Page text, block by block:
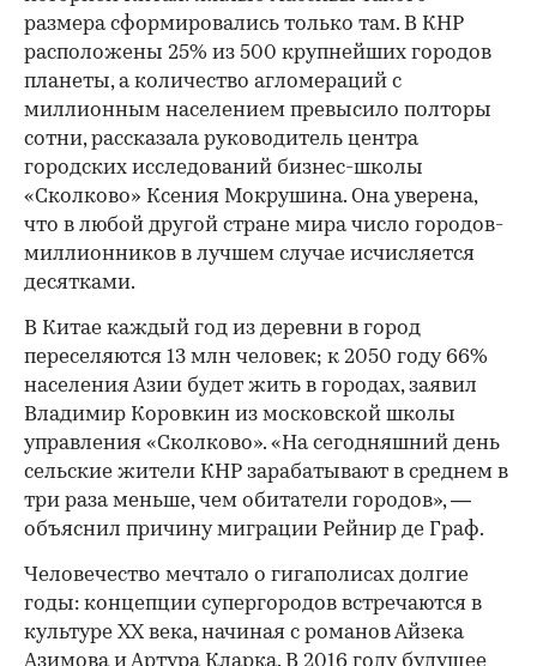
размера сформировались только там. В КНР
расположены 25% из 500 крупнейших городов
планеты, а количество агломераций с
миллионным населением превысило полторы
сотни, рассказала руководитель центра
городских исследований бизнес-школы
«Сколково» Ксения Мокрушина. Она уверена,
что в любой другой стране мира число городов-
миллионников в лучшем случае исчисляется
десятками.
В Китае каждый год из деревни в город
переселяются 13 млн человек; к 2050 году 66%
населения Азии будет жить в городах, заявил
Владимир Коровкин из московской школы
управления «Сколково». «На сегодняшний день
сельские жители КНР зарабатывают в среднем в
три раза меньше, чем обитатели городов», —
объяснил причину миграции Рейнир де Граф.
Человечество мечтало о гигаполисах долгие
годы: концепции супергородов встречаются в
культуре XX века, начиная с романов Айзека